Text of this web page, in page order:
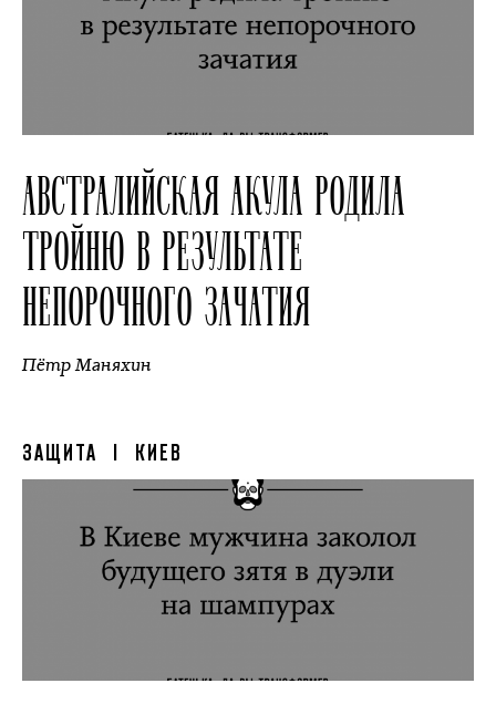
АВСТРАЛИЙСКАЯ АКУЛА РОДИЛА
ТРОЙНЮ В РЕЗУЛЬТАТЕ
НЕПОРОЧНОГО ЗАЧАТИЯ
Пётр Маняхин
ЗАЩИТА | КИЕВ